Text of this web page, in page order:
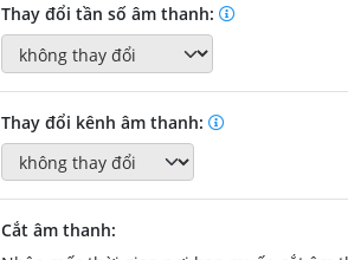
Thay đổi tần số âm thanh:
Thay đổi kênh âm thanh:
Cắt âm thanh: